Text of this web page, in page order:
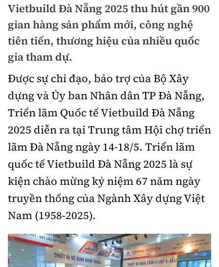
Chính trị
Xã hội
Chuyện dọc đường
Cải chính
Xây dựng
Chỉ đạo điều hành
Quy hoạch kiến trúc
Vật liệu xây dựng
Giám định chất lượng
Quản lý đô thị
Giao thông
Quản lý
Đường bộ
Hàng không
Đăng kiểm
Đường sắt tốc độ cao
Đường thủy
Hàng hải
Đường sắt đô thị
Kinh tế
Thị trường
Tài chính
Chứng khoán
Bảo hiểm
Doanh nghiệp
Pháp luật
Thanh tra
An ninh hình sự
Điều tra
Pháp đình
Hỏi - Đáp
An toàn giao thông
Giao thông 24h
ATGT địa phương
Văn hóa giao thông
Lái xe an toàn
Chung tay vì ATGT
Chất lượng sống
Giáo dục
Y tế
Lao động - Công đoàn
Văn hóa - Giải Trí
Văn hóa
Showbiz
Điện ảnh
Thể thao
Bóng đá
Bình luận
Công nghệ
Vietbuild Đà Nẵng 2025 thu hút gần 900
gian hàng sản phẩm mới, công nghệ
tiên tiến, thương hiệu của nhiều quốc
gia tham dự.
Được sự chỉ đạo, bảo trợ của Bộ Xây
dựng và Ủy ban Nhân dân TP Đà Nẵng,
Triển lãm Quốc tế Vietbuild Đà Nẵng
2025 diễn ra tại Trung tâm Hội chợ triển
lãm Đà Nẵng ngày 14-18/5. Triển lãm
quốc tế Vietbuild Đà Nẵng 2025 là sự
kiện chào mừng kỷ niệm 67 năm ngày
truyền thống của Ngành Xây dựng Việt
Nam (1958-2025).